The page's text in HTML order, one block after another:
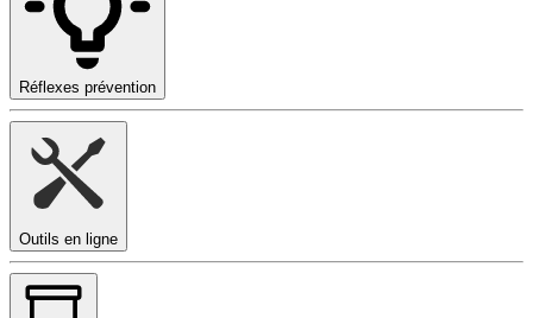
Réflexes prévention
Outils en ligne